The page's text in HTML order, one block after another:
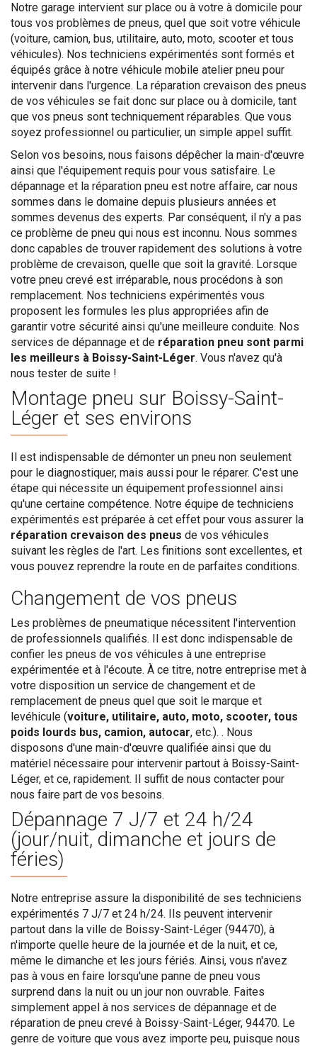
Notre garage intervient sur place ou à votre à domicile pour
tous vos problèmes de pneus, quel que soit votre véhicule
(voiture, camion, bus, utilitaire, auto, moto, scooter et tous
véhicules). Nos techniciens expérimentés sont formés et
équipés grâce à notre véhicule mobile atelier pneu pour
intervenir dans l'urgence. La réparation crevaison des pneus
de vos véhicules se fait donc sur place ou à domicile, tant
que vos pneus sont techniquement réparables. Que vous
soyez professionnel ou particulier, un simple appel suffit.
Selon vos besoins, nous faisons dépêcher la main-d'œuvre
ainsi que l'équipement requis pour vous satisfaire. Le
dépannage et la réparation pneu est notre affaire, car nous
sommes dans le domaine depuis plusieurs années et
sommes devenus des experts. Par conséquent, il n'y a pas
ce problème de pneu qui nous est inconnu. Nous sommes
donc capables de trouver rapidement des solutions à votre
problème de crevaison, quelle que soit la gravité. Lorsque
votre pneu crevé est irréparable, nous procédons à son
remplacement. Nos techniciens expérimentés vous
proposent les formules les plus appropriées afin de
garantir votre sécurité ainsi qu'une meilleure conduite. Nos
services de dépannage et de réparation pneu sont parmi
les meilleurs à Boissy-Saint-Léger. Vous n'avez qu'à
nous tester de suite !
Montage pneu sur Boissy-Saint-
Léger et ses environs
Il est indispensable de démonter un pneu non seulement
pour le diagnostiquer, mais aussi pour le réparer. C'est une
étape qui nécessite un équipement professionnel ainsi
qu'une certaine compétence. Notre équipe de techniciens
expérimentés est préparée à cet effet pour vous assurer la
réparation crevaison des pneus de vos véhicules
suivant les règles de l'art. Les finitions sont excellentes, et
vous pouvez reprendre la route en de parfaites conditions.
Changement de vos pneus
Les problèmes de pneumatique nécessitent l'intervention
de professionnels qualifiés. Il est donc indispensable de
confier les pneus de vos véhicules à une entreprise
expérimentée et à l'écoute. À ce titre, notre entreprise met à
votre disposition un service de changement et de
remplacement de pneus quel que soit le marque et
levéhicule (voiture, utilitaire, auto, moto, scooter, tous
poids lourds bus, camion, autocar, etc.). . Nous
disposons d'une main-d'œuvre qualifiée ainsi que du
matériel nécessaire pour intervenir partout à Boissy-Saint-
Léger, et ce, rapidement. Il suffit de nous contacter pour
nous faire part de vos besoins.
Dépannage 7 J/7 et 24 h/24
(jour/nuit, dimanche et jours de
féries)
Notre entreprise assure la disponibilité de ses techniciens
expérimentés 7 J/7 et 24 h/24. Ils peuvent intervenir
partout dans la ville de Boissy-Saint-Léger (94470), à
n'importe quelle heure de la journée et de la nuit, et ce,
même le dimanche et les jours fériés. Ainsi, vous n'avez
pas à vous en faire lorsqu'une panne de pneu vous
surprend dans la nuit ou un jour non ouvrable. Faites
simplement appel à nos services de dépannage et de
réparation de pneu crevé à Boissy-Saint-Léger, 94470. Le
genre de voiture que vous avez importe peu, puisque nous